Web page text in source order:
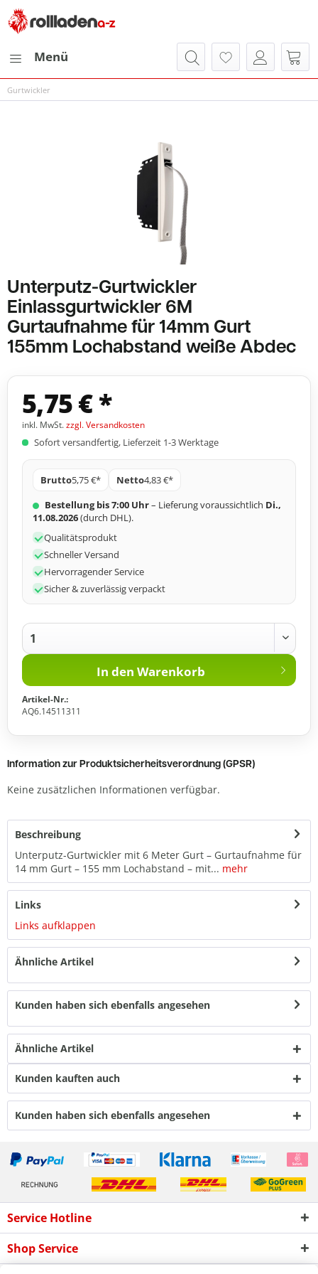
Menü
Gurtwickler
Unterputz-Gurtwickler
Einlassgurtwickler 6M
Gurtaufnahme für 14mm Gurt
155mm Lochabstand weiße Abdec
5,75 € *
inkl. MwSt.zzgl. Versandkosten
Sofort versandfertig, Lieferzeit 1-3 Werktage
Brutto5,75 €* Netto4,83 €*
Bestellung bis 7:00 Uhr– Lieferung voraussichtlich Di.,
11.08.2026(durch DHL).
Qualitätsprodukt
Schneller Versand
Hervorragender Service
Sicher & zuverlässig verpackt
In den Warenkorb
Artikel-Nr.:
AQ6.14511311
Information zur Produktsicherheitsverordnung (GPSR)
Keine zusätzlichen Informationen verfügbar.
Beschreibung
Unterputz-Gurtwickler mit 6 Meter Gurt – Gurtaufnahme für
14 mm Gurt – 155 mm Lochabstand – mit... mehr
Links
Links aufklappen
Ähnliche Artikel
Kunden haben sich ebenfalls angesehen
Ähnliche Artikel
Kunden kauften auch
Kunden haben sich ebenfalls angesehen
Service Hotline
Shop Service